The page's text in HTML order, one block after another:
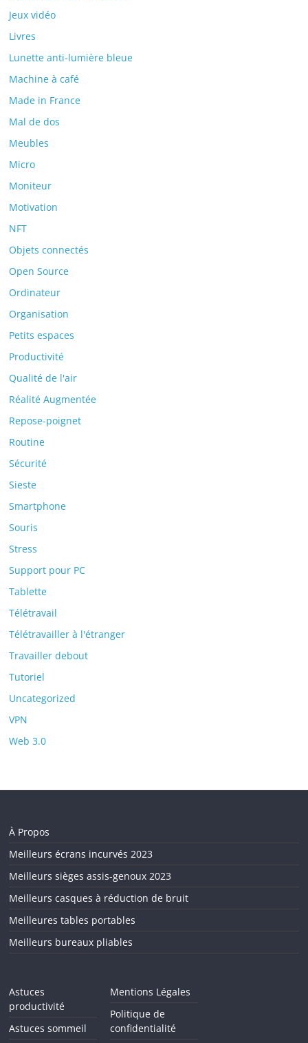
Jeux vidéo
Livres
Lunette anti-lumière bleue
Machine à café
Made in France
Mal de dos
Meubles
Micro
Moniteur
Motivation
NFT
Objets connectés
Open Source
Ordinateur
Organisation
Petits espaces
Productivité
Qualité de l'air
Réalité Augmentée
Repose-poignet
Routine
Sécurité
Sieste
Smartphone
Souris
Stress
Support pour PC
Tablette
Télétravail
Télétravailler à l'étranger
Travailler debout
Tutoriel
Uncategorized
VPN
Web 3.0
À Propos
Meilleurs écrans incurvés 2023
Meilleurs sièges assis-genoux 2023
Meilleurs casques à réduction de bruit
Meilleures tables portables
Meilleurs bureaux pliables
Astuces
productivité
Astuces sommeil
Mentions Légales
Politique de
confidentialité